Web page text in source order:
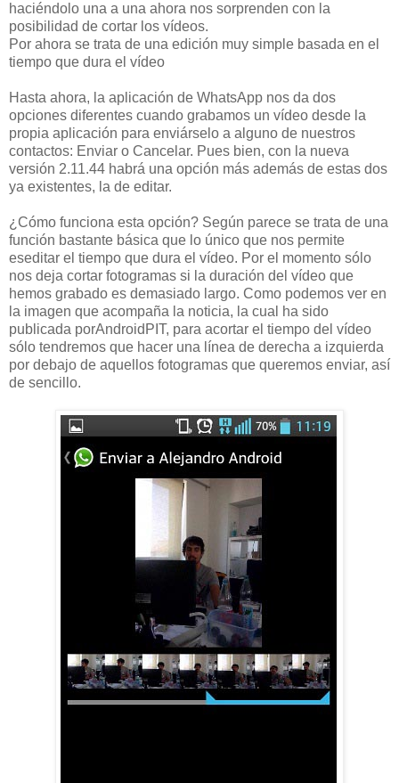
haciéndolo una a una ahora nos sorprenden con la
posibilidad de cortar los vídeos.
Por ahora se trata de una edición muy simple basada en el
tiempo que dura el vídeo
Hasta ahora, la aplicación de WhatsApp nos da dos
opciones diferentes cuando grabamos un vídeo desde la
propia aplicación para enviárselo a alguno de nuestros
contactos: Enviar o Cancelar. Pues bien, con la nueva
versión 2.11.44 habrá una opción más además de estas dos
ya existentes, la de editar.
¿Cómo funciona esta opción? Según parece se trata de una
función bastante básica que lo único que nos permite
eseditar el tiempo que dura el vídeo. Por el momento sólo
nos deja cortar fotogramas si la duración del vídeo que
hemos grabado es demasiado largo. Como podemos ver en
la imagen que acompaña la noticia, la cual ha sido
publicada porAndroidPIT, para acortar el tiempo del vídeo
sólo tendremos que hacer una línea de derecha a izquierda
por debajo de aquellos fotogramas que queremos enviar, así
de sencillo.